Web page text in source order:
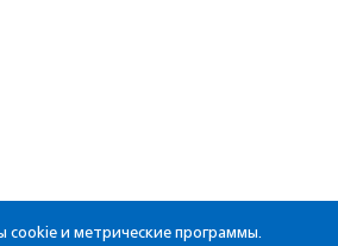
cookie и метрические программы.